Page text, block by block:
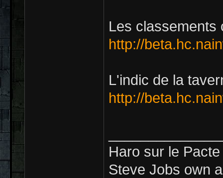
Les classements
http://
L'indic de la
http://
Haro sur le
Steve Jobs own